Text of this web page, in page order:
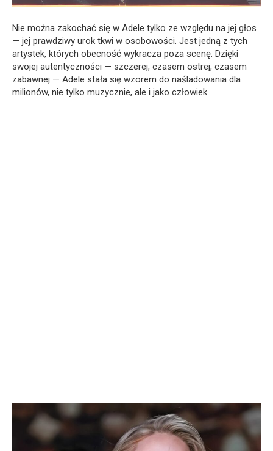
Nie można zakochać się w Adele tylko ze względu na jej głos
— jej prawdziwy urok tkwi w osobowości. Jest jedną z tych
artystek, których obecność wykracza poza scenę. Dzięki
swojej autentyczności — szczerej, czasem ostrej, czasem
zabawnej — Adele stała się wzorem do naśladowania dla
milionów, nie tylko muzycznie, ale i jako człowiek.